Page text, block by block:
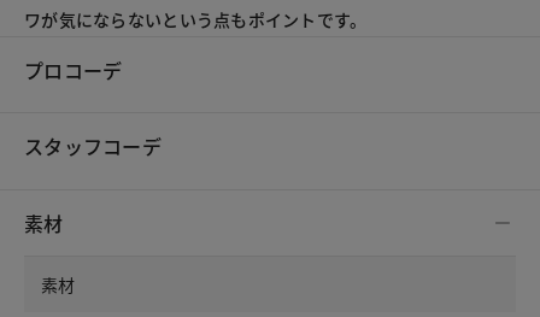
ワが気にならないという点もポイントです。
プロコーデ
スタッフコーデ
素材
素材